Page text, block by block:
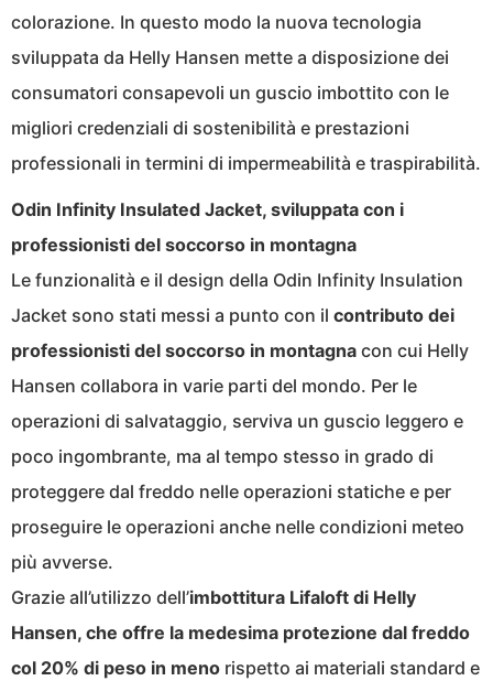
colorazione. In questo modo la nuova tecnologia
sviluppata da Helly Hansen mette a disposizione dei
consumatori consapevoli un guscio imbottito con le
migliori credenziali di sostenibilità e prestazioni
professionali in termini di impermeabilità e traspirabilità.
Odin Infinity Insulated Jacket, sviluppata con i
professionisti del soccorso in montagna
Le funzionalità e il design della Odin Infinity Insulation
Jacket sono stati messi a punto con il contributo dei
professionisti del soccorso in montagna con cui Helly
Hansen collabora in varie parti del mondo. Per le
operazioni di salvataggio, serviva un guscio leggero e
poco ingombrante, ma al tempo stesso in grado di
proteggere dal freddo nelle operazioni statiche e per
proseguire le operazioni anche nelle condizioni meteo
più avverse.
Grazie all’utilizzo dell’imbottitura Lifaloft di Helly
Hansen, che offre la medesima protezione dal freddo
col 20% di peso in meno rispetto ai materiali standard e